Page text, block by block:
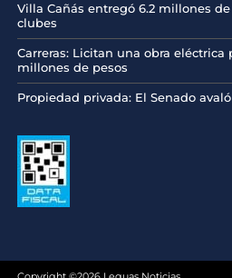
Villa Cañás entregó 6.2 millones
clubes
Carreras: Licitan una obra eléctrica
millones de pesos
Propiedad privada: El Senado